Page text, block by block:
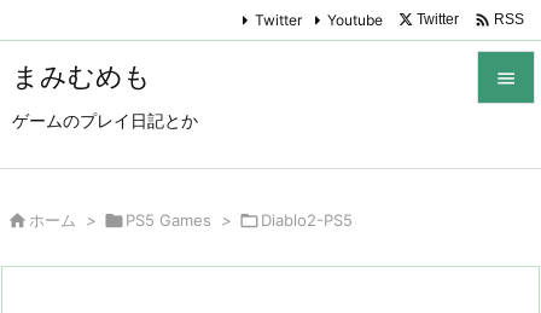
まみむめも
ゲームのプレイ日記とか

Twitter Youtube Twitter  RSS
 ホーム > PS5 Games > Diablo2-PS5